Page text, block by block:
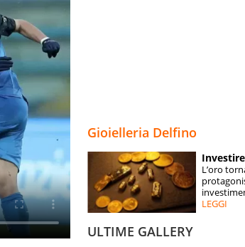
ESPERTI
CONTATTI
Gioielleria Delfino
L’oro
LEGGI
ULTIME GALLERY